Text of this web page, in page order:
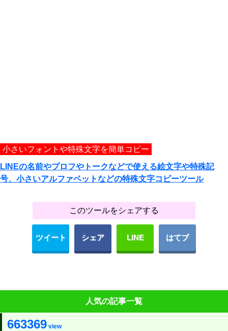
小さいフォントや特殊文字を簡単コピー
LINEの名前やプロフやトークなどで使える絵文字や特殊記
号、小さいアルファベットなどの特殊文字コピーツール
このツールをシェアする
ツイート シェア LINE はてブ
人気の記事一覧
663369 view